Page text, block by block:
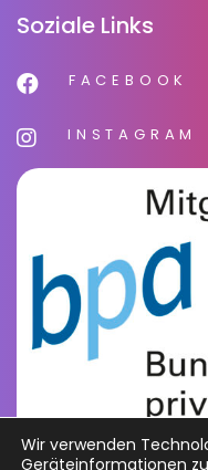
Soziale Links
FACEBOOK
INSTAGRAM
Wir verwenden
Geräteinformationen